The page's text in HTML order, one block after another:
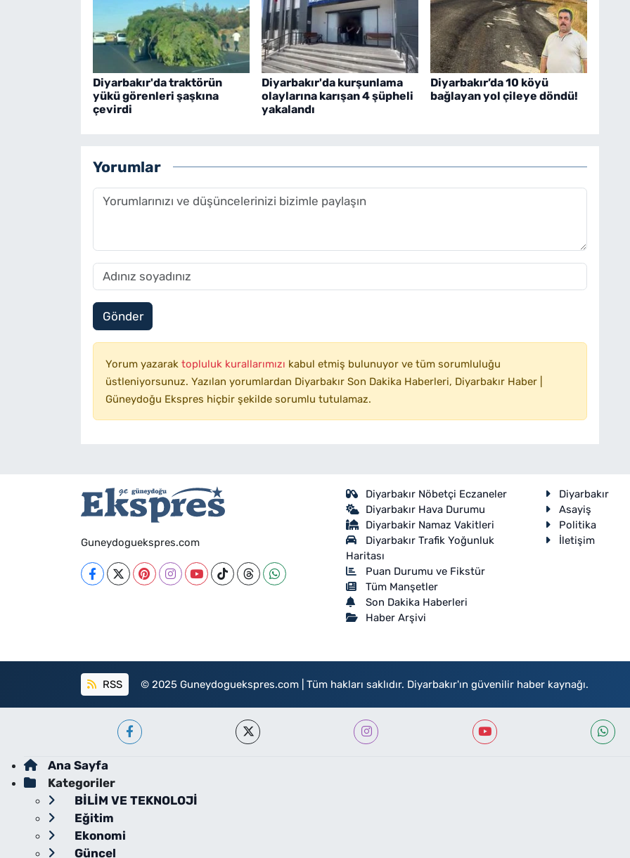
Diyarbakır'da traktörün
yükü görenleri şaşkına
çevirdi
Diyarbakır'da kurşunlama
olaylarına karışan 4 şüpheli
yakalandı
Diyarbakır’da 10 köyü
bağlayan yol çileye döndü!
Yorumlar
Gönder
Yorum yazarak topluluk kurallarımızı kabul etmiş bulunuyor ve tüm sorumluluğu
üstleniyorsunuz. Yazılan yorumlardan Diyarbakır Son Dakika Haberleri, Diyarbakır Haber |
Güneydoğu Ekspres hiçbir şekilde sorumlu tutulamaz.
Guneydoguekspres.com
Diyarbakır Nöbetçi Eczaneler
Diyarbakır Hava Durumu
Diyarbakir Namaz Vakitleri
Diyarbakır Trafik Yoğunluk
Haritası
Puan Durumu ve Fikstür
Tüm Manşetler
Son Dakika Haberleri
Haber Arşivi
Diyarbakır
Asayiş
Politika
İletişim
RSS © 2025 Guneydoguekspres.com | Tüm hakları saklıdır. Diyarbakır'ın güvenilir haber kaynağı.
Ana Sayfa
Kategoriler
BİLİM VE TEKNOLOJİ
Eğitim
Ekonomi
Güncel